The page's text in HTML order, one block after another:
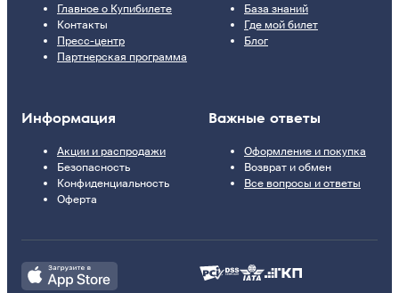
Главное о Купибилете
Контакты
Пресс-центр
Партнерская программа
База знаний
Где мой билет
Блог
Информация
Акции и распродажи
Безопасность
Конфиденциальность
Оферта
Важные ответы
Оформление и покупка
Возврат и обмен
Все вопросы и ответы